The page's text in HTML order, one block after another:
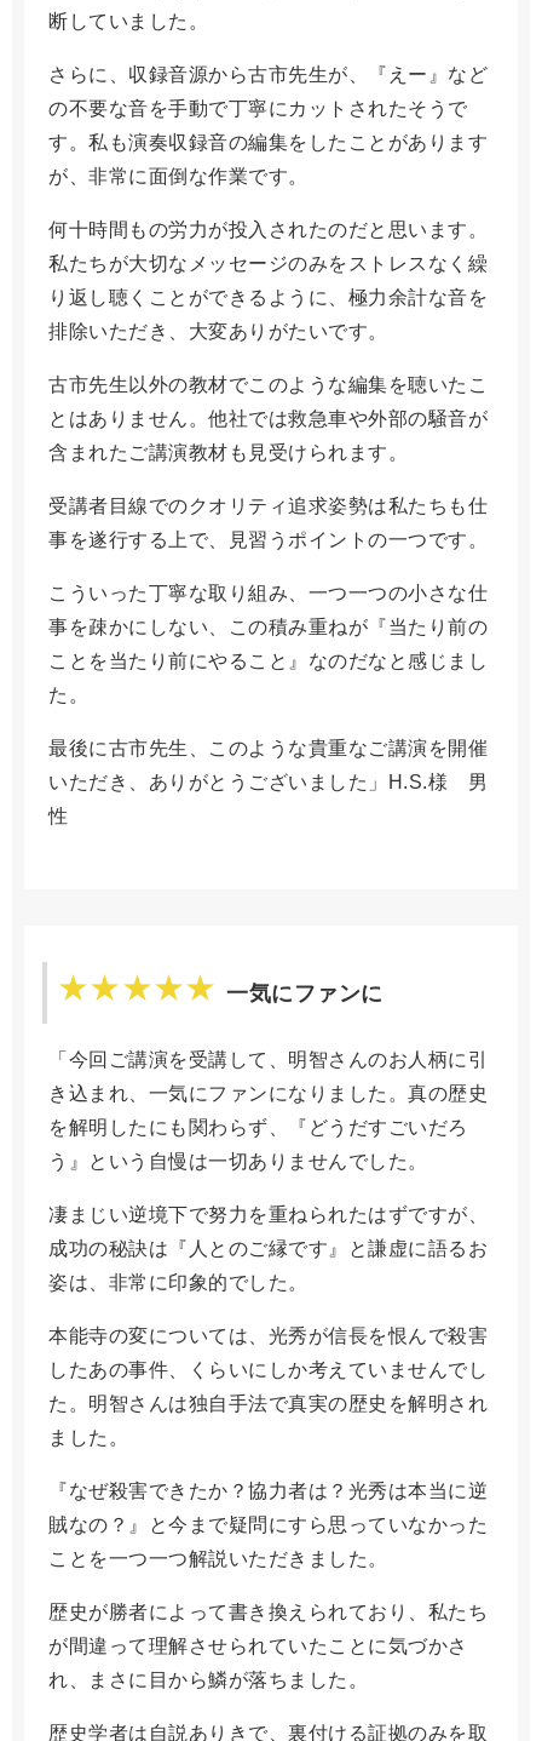
断していました。
さらに、収録音源から古市先生が、『えー』など
の不要な音を手動で丁寧にカットされたそうで
す。私も演奏収録音の編集をしたことがあります
が、非常に面倒な作業です。
何十時間もの労力が投入されたのだと思います。
私たちが大切なメッセージのみをストレスなく繰
り返し聴くことができるように、極力余計な音を
排除いただき、大変ありがたいです。
古市先生以外の教材でこのような編集を聴いたこ
とはありません。他社では救急車や外部の騒音が
含まれたご講演教材も見受けられます。
受講者目線でのクオリティ追求姿勢は私たちも仕
事を遂行する上で、見習うポイントの一つです。
こういった丁寧な取り組み、一つ一つの小さな仕
事を疎かにしない、この積み重ねが『当たり前の
ことを当たり前にやること』なのだなと感じまし
た。
最後に古市先生、このような貴重なご講演を開催
いただき、ありがとうございました」H.S.様 男
性
一気にファンに
「今回ご講演を受講して、明智さんのお人柄に引
き込まれ、一気にファンになりました。真の歴史
を解明したにも関わらず、『どうだすごいだろ
う』という自慢は一切ありませんでした。
凄まじい逆境下で努力を重ねられたはずですが、
成功の秘訣は『人とのご縁です』と謙虚に語るお
姿は、非常に印象的でした。
本能寺の変については、光秀が信長を恨んで殺害
したあの事件、くらいにしか考えていませんでし
た。明智さんは独自手法で真実の歴史を解明され
ました。
『なぜ殺害できたか？協力者は？光秀は本当に逆
賊なの？』と今まで疑問にすら思っていなかった
ことを一つ一つ解説いただきました。
歴史が勝者によって書き換えられており、私たち
が間違って理解させられていたことに気づかさ
れ、まさに目から鱗が落ちました。
歴史学者は自説ありきで、裏付ける証拠のみを取